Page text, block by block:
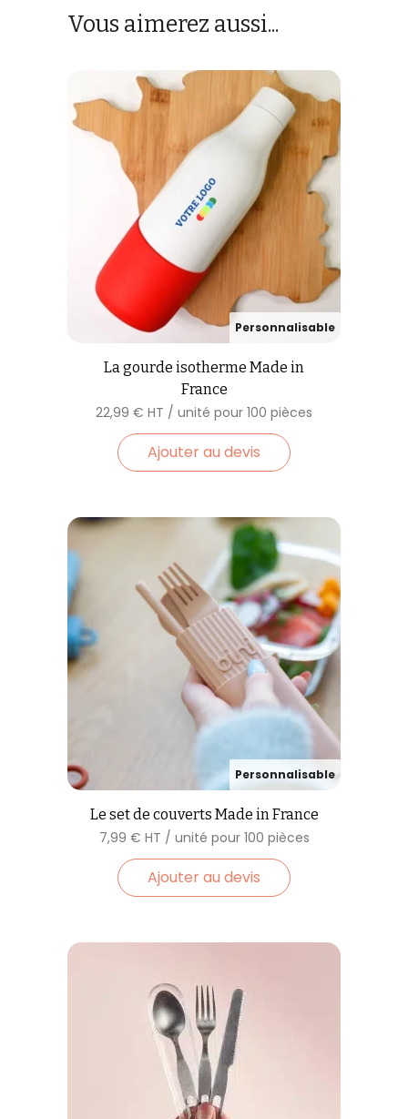
Vous aimerez aussi...
La gourde isotherme Made in
France
22,99 €
Ajouter au devis
Le set de couverts Made in France
7,99 €
Ajouter au devis